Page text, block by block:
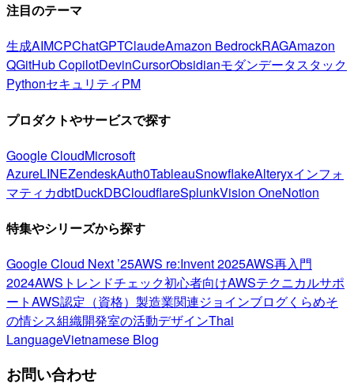
注目のテーマ
生成AIMCPChatGPTClaudeAmazon BedrockRAGAmazon
QGitHub CopilotDevinCursorObsidianモダンデータスタック
PythonセキュリティPM
プロダクトやサービスで探す
Google CloudMicrosoft
AzureLINEZendeskAuth0TableauSnowflakeAlteryxインフォ
マティカdbtDuckDBCloudflareSplunkVision OneNotion
特集やシリーズから探す
Google Cloud Next ’25AWS re:Invent 2025AWS再入門
2024AWSトレンドチェック初心者向けAWSテクニカルサポ
ートAWS認定（資格） 製造業関連ジョインブログくらめそ
の情シス組織開発室の活動デザインThai
LanguageVietnamese Blog
お問い合わせ